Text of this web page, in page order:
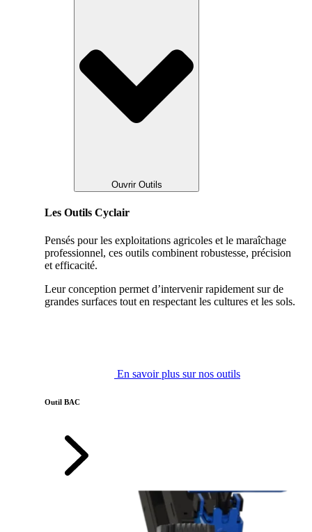
Ouvrir Outils
Les Outils Cyclair
Pensés pour les exploitations agricoles et le maraîchage
professionnel, ces outils combinent robustesse, précision
et efficacité.
Leur conception permet d’intervenir rapidement sur de
grandes surfaces tout en respectant les cultures et les sols.
En savoir plus sur nos outils
Outil BAC